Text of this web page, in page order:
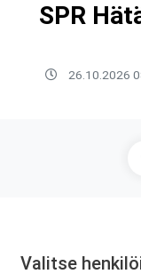
SPR
26.10.2026
Valitse